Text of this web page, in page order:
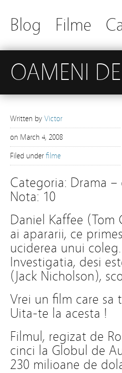
Blog Filme
OAMENI
Written by Victor
on March 4, 2008
Filed under filme
Categoria: Drama –
Nota: 10
Daniel Kaffee
ai apararii, ce
uciderea unui coleg.
Investigatia, desi
(Jack Nicholson),
Vrei un film care sa
Uita-te la acesta !
Filmul, regizat de
cinci la Globul de
230 milioane de